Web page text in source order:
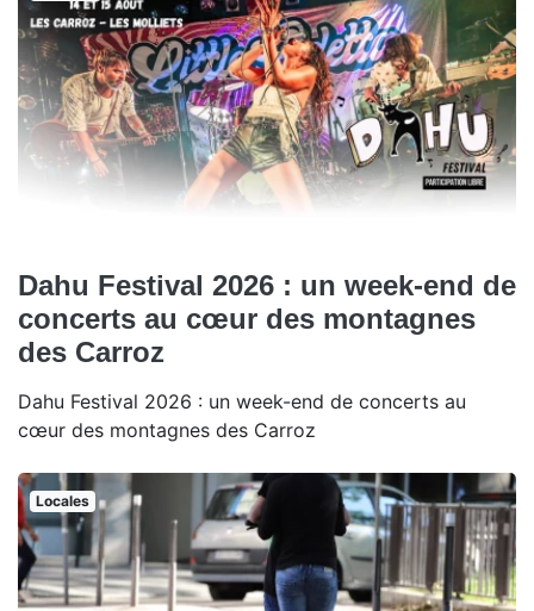
Dahu Festival 2026 : un week-end de
concerts au cœur des montagnes
des Carroz
Dahu Festival 2026 : un week-end de concerts au
cœur des montagnes des Carroz
Locales